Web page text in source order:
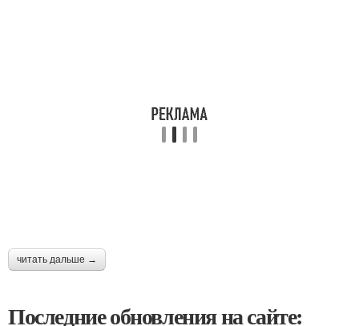
читать дальше →
Последние обновления на сайте: